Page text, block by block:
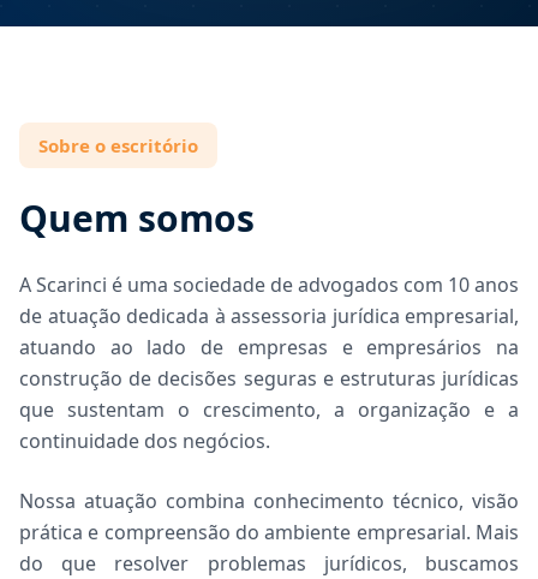
Sobre o escritório
Quem somos
A Scarinci é uma sociedade de advogados com 10 anos
de atuação dedicada à assessoria jurídica empresarial,
atuando ao lado de empresas e empresários na
construção de decisões seguras e estruturas jurídicas
que sustentam o crescimento, a organização e a
continuidade dos negócios.
Nossa atuação combina conhecimento técnico, visão
prática e compreensão do ambiente empresarial. Mais
do que resolver problemas jurídicos, buscamos